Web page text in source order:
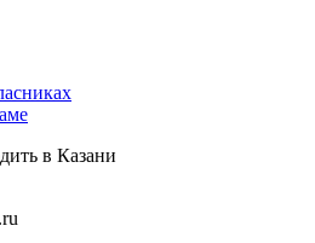
в Казани